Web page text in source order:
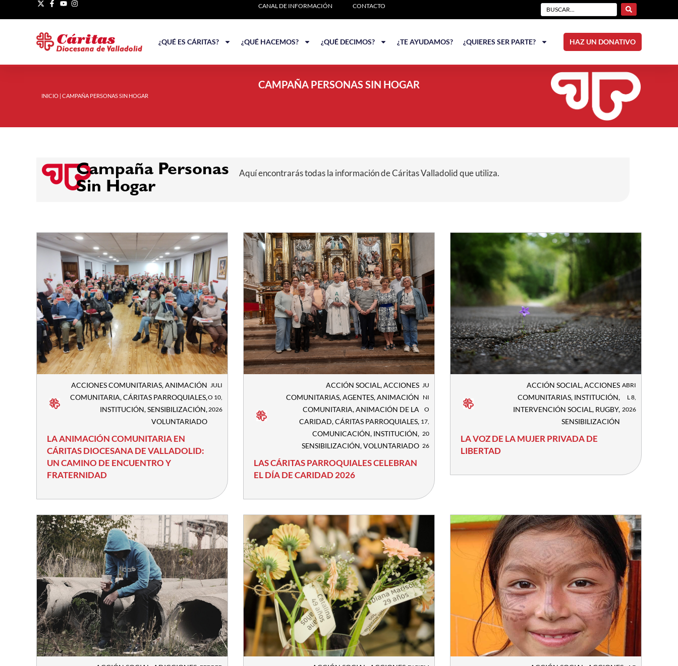
CANAL DE INFORMACIÓN CONTACTO
¿QUÉ ES CÁRITAS? ¿QUÉ HACEMOS? ¿QUÉ DECIMOS? ¿TE AYUDAMOS? ¿QUIERES SER PARTE? HAZ UN DONATIVO
CAMPAÑA PERSONAS SIN HOGAR
INICIO | CAMPAÑA PERSONAS SIN HOGAR
Campaña Personas
Sin Hogar
Aquí encontrarás todas la información de Cáritas Valladolid que utiliza.
ACCIONES COMUNITARIAS,ANIMACIÓN
COMUNITARIA,CÁRITAS PARROQUIALES,
INSTITUCIÓN,SENSIBILIZACIÓN,
VOLUNTARIADO
JULI
O 10,
2026
LA ANIMACIÓN COMUNITARIA EN
CÁRITAS DIOCESANA DE VALLADOLID:
UN CAMINO DE ENCUENTRO Y
FRATERNIDAD
ACCIÓN SOCIAL,ACCIONES
COMUNITARIAS,AGENTES,ANIMACIÓN
COMUNITARIA,ANIMACIÓN DE LA
CARIDAD,CÁRITAS PARROQUIALES,
COMUNICACIÓN, INSTITUCIÓN,
SENSIBILIZACIÓN,VOLUNTARIADO
JU
NI
O
17,
20
26
LAS CÁRITAS PARROQUIALES CELEBRAN
EL DÍA DE CARIDAD 2026
ACCIÓN SOCIAL,ACCIONES
COMUNITARIAS, INSTITUCIÓN,
INTERVENCIÓN SOCIAL, RUGBY,
SENSIBILIZACIÓN
ABRI
L 8,
2026
LA VOZ DE LA MUJER PRIVADA DE
LIBERTAD